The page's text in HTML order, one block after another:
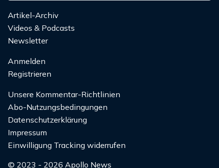
Artikel-Archiv
Videos & Podcasts
Newsletter
Anmelden
Registrieren
Unsere Kommentar-Richtlinien
Abo-Nutzungsbedingungen
Datenschutzerklärung
Impressum
Einwilligung Tracking widerrufen
© 2023 - 2026 Apollo News